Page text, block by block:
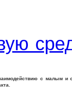
с малым и